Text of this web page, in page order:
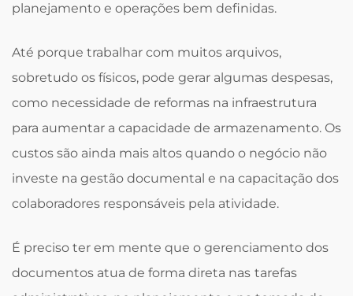
planejamento e operações bem definidas.
Até porque trabalhar com muitos arquivos,
sobretudo os físicos, pode gerar algumas despesas,
como necessidade de reformas na infraestrutura
para aumentar a capacidade de armazenamento. Os
custos são ainda mais altos quando o negócio não
investe na gestão documental e na capacitação dos
colaboradores responsáveis pela atividade.
É preciso ter em mente que o gerenciamento dos
documentos atua de forma direta nas tarefas